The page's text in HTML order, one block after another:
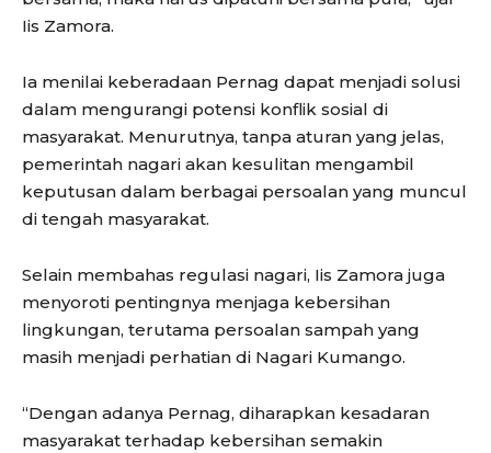
Iis Zamora.
Ia menilai keberadaan Pernag dapat menjadi solusi
dalam mengurangi potensi konflik sosial di
masyarakat. Menurutnya, tanpa aturan yang jelas,
pemerintah nagari akan kesulitan mengambil
keputusan dalam berbagai persoalan yang muncul
di tengah masyarakat.
Selain membahas regulasi nagari, Iis Zamora juga
menyoroti pentingnya menjaga kebersihan
lingkungan, terutama persoalan sampah yang
masih menjadi perhatian di Nagari Kumango.
“Dengan adanya Pernag, diharapkan kesadaran
masyarakat terhadap kebersihan semakin